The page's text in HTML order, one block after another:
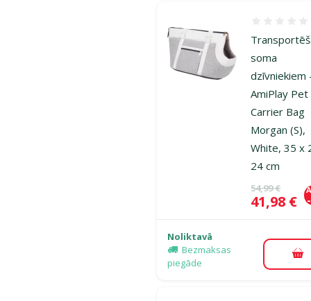
soma
dzīvniekiem
AmiPlay Pet
Carrier Bag
Morgan (S),
White, 35 x
24 cm
Oriģinālā
54,99 €
Cena
41,98 €
Noliktavā
Bezmaksas
piegāde